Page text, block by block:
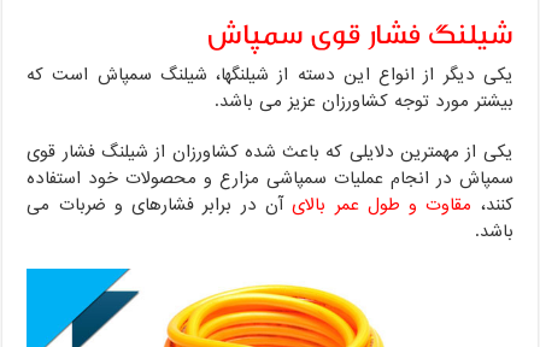
شیلنگ فشار قوی سمپاش
یکی دیگر از انواع این دسته از شیلنگها، شیلنگ سمپاش است که
بیشتر مورد توجه کشاورزان عزیز می باشد.
یکی از مهمترین دلایلی که باعث شده کشاورزان از شیلنگ فشار قوی
سمپاش در انجام عملیات سمپاشی مزارع و محصولات خود استفاده
کنند، مقاوت و طول عمر بالایآن در برابر فشارهای و ضربات می
باشد.